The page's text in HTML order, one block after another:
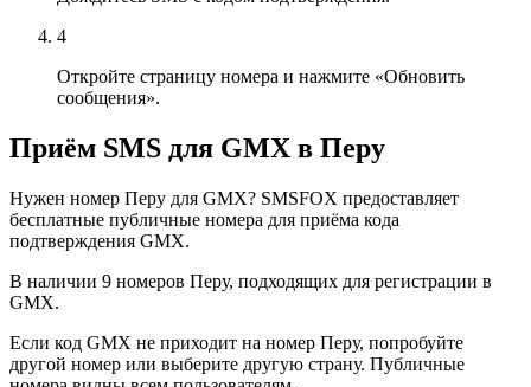
4
Откройте страницу номера и нажмите «Обновить
сообщения».
Приём SMS для GMX в Перу
Нужен номер Перу для GMX? SMSFOX предоставляет
бесплатные публичные номера для приёма кода
подтверждения GMX.
В наличии 9 номеров Перу, подходящих для регистрации в
GMX.
Если код GMX не приходит на номер Перу, попробуйте
другой номер или выберите другую страну. Публичные